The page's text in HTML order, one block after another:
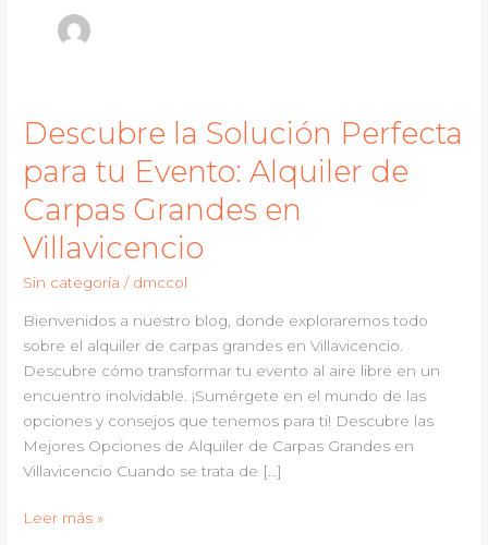
Descubre la Solución Perfecta
para tu Evento: Alquiler de
Carpas Grandes en
Villavicencio
Sin categoría / dmccol
Bienvenidos a nuestro blog, donde exploraremos todo
sobre el alquiler de carpas grandes en Villavicencio.
Descubre cómo transformar tu evento al aire libre en un
encuentro inolvidable. ¡Sumérgete en el mundo de las
opciones y consejos que tenemos para ti! Descubre las
Mejores Opciones de Alquiler de Carpas Grandes en
Villavicencio Cuando se trata de […]
Descubre
Leer más »